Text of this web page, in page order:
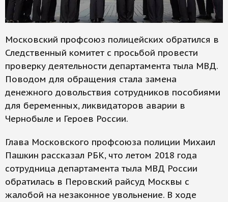
Московский профсоюз полицейских обратился в
Следственный комитет с просьбой провести
проверку деятельности департамента тыла МВД.
Поводом для обращения стала замена
денежного довольствия сотрудников пособиями
для беременных, ликвидаторов аварии в
Чернобыле и Героев России.
Глава Московского профсоюза полиции Михаил
Пашкин рассказал РБК, что летом 2018 года
сотрудница департамента тыла МВД России
обратилась в Перовский райсуд Москвы с
жалобой на незаконное увольнение. В ходе